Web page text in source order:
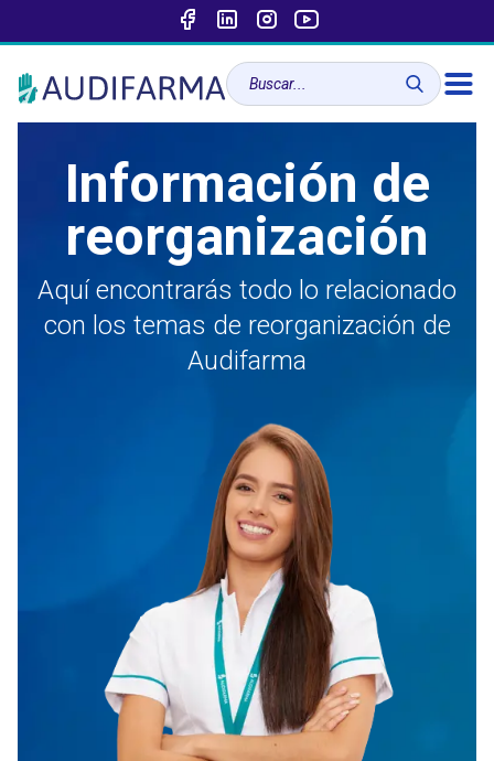
Información de
reorganización
Aquí encontrarás todo lo relacionado
con los temas de reorganización de
Audifarma